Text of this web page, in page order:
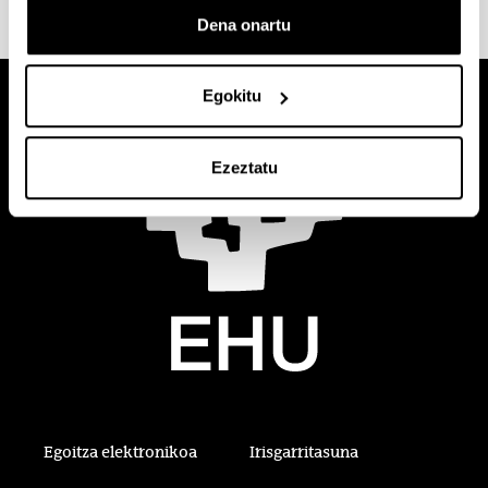
Dena onartu
Egokitu
Ezeztatu
Egoitza elektronikoa Irisgarritasuna